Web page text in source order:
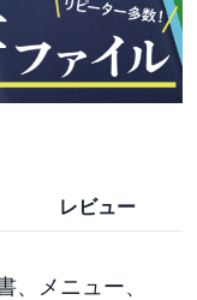
レビュー
、メニュー、